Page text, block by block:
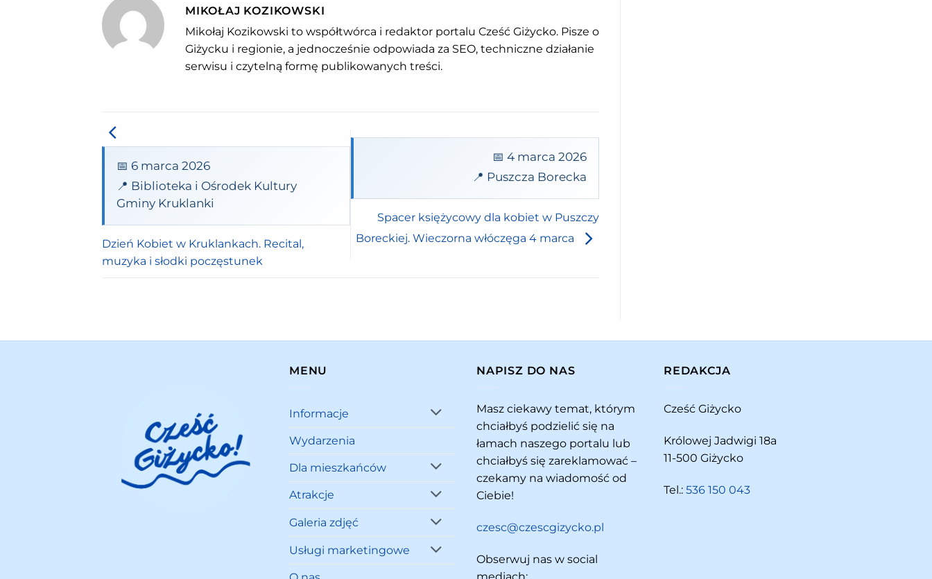
MIKOŁAJ KOZIKOWSKI
Mikołaj Kozikowski to współtwórca i redaktor portalu Cześć Giżycko. Pisze o
Giżycku i regionie, a jednocześnie odpowiada za SEO, techniczne działanie
serwisu i czytelną formę publikowanych treści.
📅 6 marca 2026
📍 Biblioteka i Ośrodek Kultury
Gminy Kruklanki
Dzień Kobiet w Kruklankach. Recital,
muzyka i słodki poczęstunek
📅 4 marca 2026
📍 Puszcza Borecka
Spacer księżycowy dla kobiet w Puszczy
Boreckiej. Wieczorna włóczęga 4 marca
MENU
Informacje
Wydarzenia
Dla mieszkańców
Atrakcje
Galeria zdjęć
Usługi marketingowe
NAPISZ DO NAS
Masz ciekawy temat, którym
chciałbyś podzielić się na
łamach naszego portalu lub
chciałbyś się zareklamować –
czekamy na wiadomość od
Ciebie!
czesc@czescgizycko.pl
Obserwuj nas w social
mediach:
REDAKCJA
Cześć Giżycko
Królowej Jadwigi 18a
11-500 Giżycko
Tel.: 536 150 043